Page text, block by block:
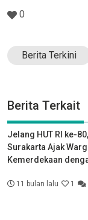
0
Berita Terkini
Berita Terkait
Jelang HUT RI ke-
Surakarta Ajak
Kemerdekaan
11 bulan lalu 1